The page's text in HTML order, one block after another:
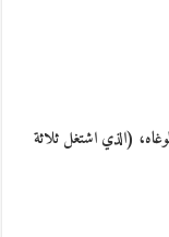
لوغاه، (الذي اشتغل ثلاثة